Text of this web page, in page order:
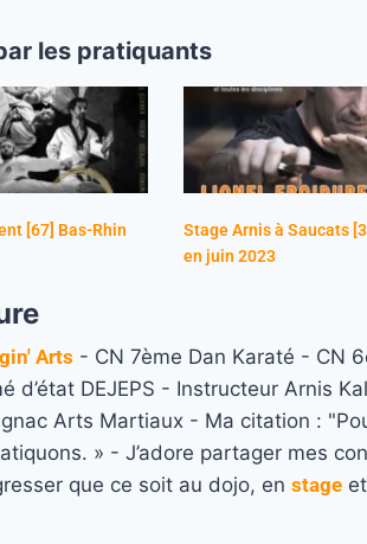
les pratiquants
[67] Bas-Rhin
Stage Arnis à Saucats
en juin 2023
Arts - CN 7ème Dan Karaté - CN
d’état DEJEPS - Instructeur Arnis
Arts Martiaux - Ma citation :
» - J’adore partager mes
que ce soit au dojo, en stage